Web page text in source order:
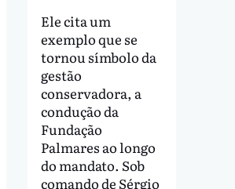
Ele cita um
exemplo que se
tornou símbolo da
gestão
conservadora, a
condução da
Fundação
Palmares ao longo
do mandato. Sob
comando de Sérgio